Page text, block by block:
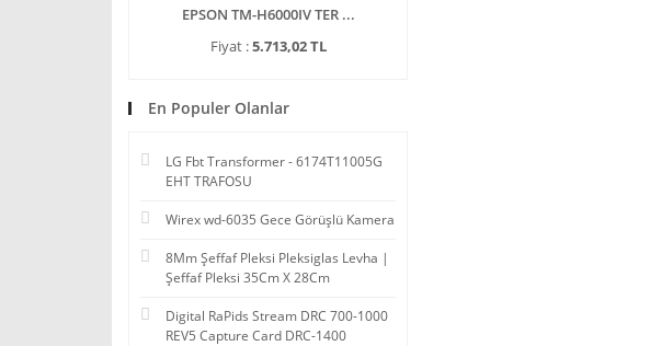
EPSON TM-H6000IV TER ...
Fiyat :5.713,02 TL
En Populer Olanlar
LG Fbt Transformer - 6174T11005G
EHT TRAFOSU
Wirex wd-6035 Gece Görüşlü Kamera
8Mm Şeffaf Pleksi Pleksiglas Levha |
Şeffaf Pleksi 35Cm X 28Cm
Digital RaPids Stream DRC 700-1000
REV5 Capture Card DRC-1400